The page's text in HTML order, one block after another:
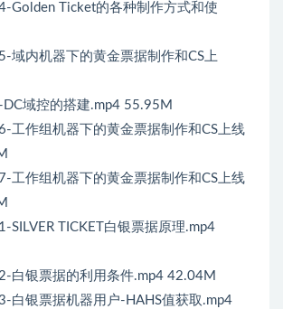
Golden Ticket的各种制作方式和使
域内机器下的黄金票据制作和CS上
域控的搭建.mp4 55.95M
工作组机器下的黄金票据制作和CS上线
工作组机器下的黄金票据制作和CS上线
SILVER TICKET白银票据原理.mp4
白银票据的利用条件.mp4 42.04M
白银票据机器用户-HAHS值获取.mp4